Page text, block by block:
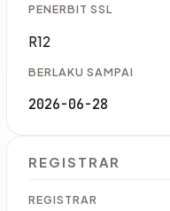
PENERBIT SSL
R12
BERLAKU SAMPAI
2026-06-28
REGISTRAR
REGISTRAR